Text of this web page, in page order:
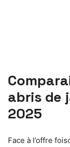
abris de
2025
Face à l’offre